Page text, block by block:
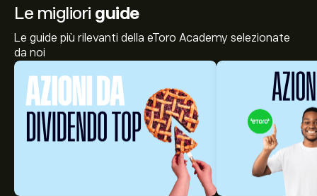
Le migliori guide
Le guide più rilevanti della eToro Academy selezionate
da noi